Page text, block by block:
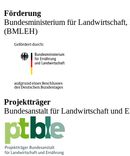
Förderung
Bundesministerium für
(BMLEH)
Projektträger
Bundesanstalt für Landwirtschaft und